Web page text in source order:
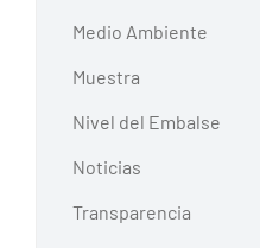
Medio Ambiente
Muestra
Nivel del Embalse
Noticias
Transparencia